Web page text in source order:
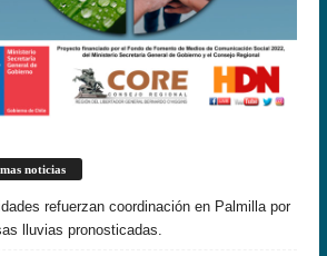
noticias
refuerzan coordinación en Palmilla por
lluvias pronosticadas.